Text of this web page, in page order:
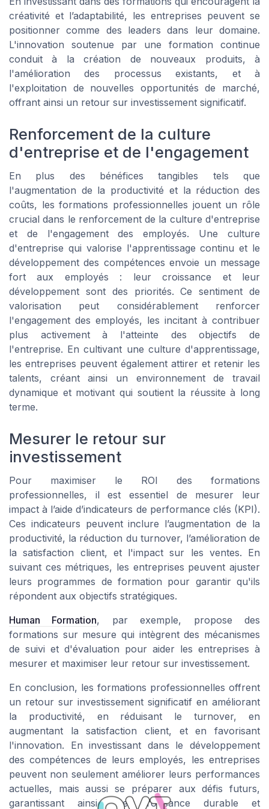
créativité et l’adaptabilité, les entreprises peuvent se
positionner comme des leaders dans leur domaine.
L'innovation soutenue par une formation continue
conduit à la création de nouveaux produits, à
l'amélioration des processus existants, et à
l'exploitation de nouvelles opportunités de marché,
offrant ainsi un retour sur investissement significatif.
Renforcement de la culture
d'entreprise et de l'engagement
En plus des bénéfices tangibles tels que
l'augmentation de la productivité et la réduction des
coûts, les formations professionnelles jouent un rôle
crucial dans le renforcement de la culture d'entreprise
et de l'engagement des employés. Une culture
d'entreprise qui valorise l'apprentissage continu et le
développement des compétences envoie un message
fort aux employés : leur croissance et leur
développement sont des priorités. Ce sentiment de
valorisation peut considérablement renforcer
l'engagement des employés, les incitant à contribuer
plus activement à l'atteinte des objectifs de
l'entreprise. En cultivant une culture d'apprentissage,
les entreprises peuvent également attirer et retenir les
talents, créant ainsi un environnement de travail
dynamique et motivant qui soutient la réussite à long
terme.
Mesurer le retour sur
investissement
Pour maximiser le ROI des formations
professionnelles, il est essentiel de mesurer leur
impact à l’aide d’indicateurs de performance clés (KPI).
Ces indicateurs peuvent inclure l’augmentation de la
productivité, la réduction du turnover, l’amélioration de
la satisfaction client, et l'impact sur les ventes. En
suivant ces métriques, les entreprises peuvent ajuster
leurs programmes de formation pour garantir qu'ils
répondent aux objectifs stratégiques.
Human Formation, par exemple, propose des
formations sur mesure qui intègrent des mécanismes
de suivi et d'évaluation pour aider les entreprises à
mesurer et maximiser leur retour sur investissement.
En conclusion, les formations professionnelles offrent
un retour sur investissement significatif en améliorant
la productivité, en réduisant le turnover, en
augmentant la satisfaction client, et en favorisant
l'innovation. En investissant dans le développement
des compétences de leurs employés, les entreprises
peuvent non seulement améliorer leurs performances
actuelles, mais aussi se préparer aux défis futurs,
garantissant ainsi une croissance durable et